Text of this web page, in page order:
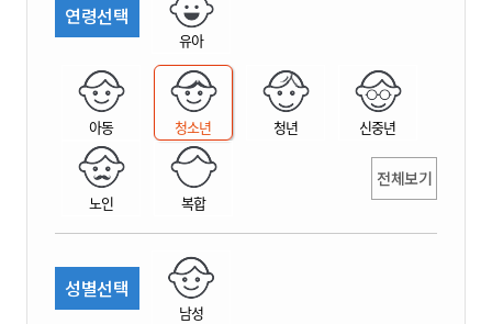
연령선택
유아
아동 청소년 청년 신중년
노인 복합
전체보기
성별선택
남성